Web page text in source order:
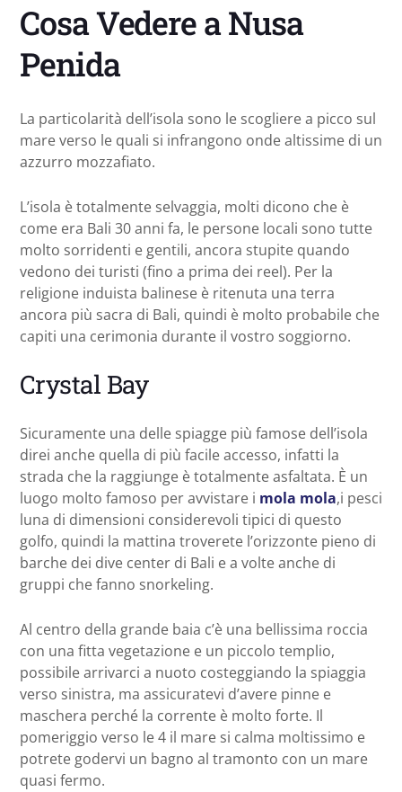
Cosa Vedere a Nusa
Penida
La particolarità dell’isola sono le scogliere a picco sul
mare verso le quali si infrangono onde altissime di un
azzurro mozzafiato.
L’isola è totalmente selvaggia, molti dicono che è
come era Bali 30 anni fa, le persone locali sono tutte
molto sorridenti e gentili, ancora stupite quando
vedono dei turisti (fino a prima dei reel). Per la
religione induista balinese è ritenuta una terra
ancora più sacra di Bali, quindi è molto probabile che
capiti una cerimonia durante il vostro soggiorno.
Crystal Bay
Sicuramente una delle spiagge più famose dell’isola
direi anche quella di più facile accesso, infatti la
strada che la raggiunge è totalmente asfaltata. È un
luogo molto famoso per avvistare i mola mola,i pesci
luna di dimensioni considerevoli tipici di questo
golfo, quindi la mattina troverete l’orizzonte pieno di
barche dei dive center di Bali e a volte anche di
gruppi che fanno snorkeling.
Al centro della grande baia c’è una bellissima roccia
con una fitta vegetazione e un piccolo templio,
possibile arrivarci a nuoto costeggiando la spiaggia
verso sinistra, ma assicuratevi d’avere pinne e
maschera perché la corrente è molto forte. Il
pomeriggio verso le 4 il mare si calma moltissimo e
potrete godervi un bagno al tramonto con un mare
quasi fermo.